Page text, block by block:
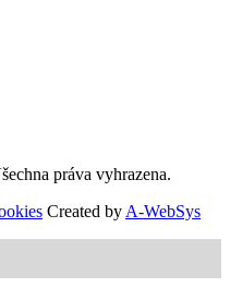
práva vyhrazena.
Created by A-WebSys